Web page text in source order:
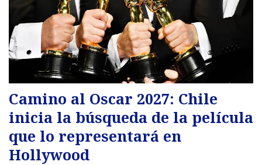
Camino al Oscar 2027: Chile
inicia la búsqueda de la película
que lo representará en
Hollywood